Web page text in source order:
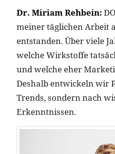
Dr. Miriam Rehbein:
meiner täglichen Arbeit
entstanden. Über viele
welche Wirkstoffe
und welche eher
Deshalb entwickeln wir
Trends, sondern nach
Erkenntnissen.